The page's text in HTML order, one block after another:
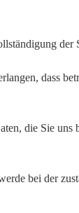
dass
die Sie
bei der